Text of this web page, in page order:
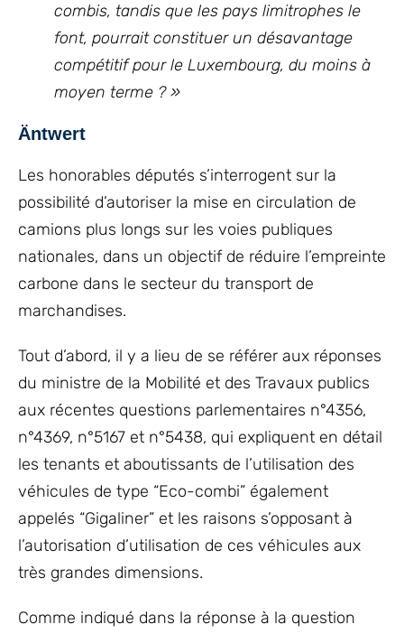
combis, tandis que les pays limitrophes le
font, pourrait constituer un désavantage
compétitif pour le Luxembourg, du moins à
moyen terme ? »
Äntwert
Les honorables députés s’interrogent sur la
possibilité d’autoriser la mise en circulation de
camions plus longs sur les voies publiques
nationales, dans un objectif de réduire l’empreinte
carbone dans le secteur du transport de
marchandises.
Tout d’abord, il y a lieu de se référer aux réponses
du ministre de la Mobilité et des Travaux publics
aux récentes questions parlementaires n°4356,
n°4369, n°5167 et n°5438, qui expliquent en détail
les tenants et aboutissants de l’utilisation des
véhicules de type “Eco-combi” également
appelés “Gigaliner” et les raisons s’opposant à
l’autorisation d’utilisation de ces véhicules aux
très grandes dimensions.
Comme indiqué dans la réponse à la question